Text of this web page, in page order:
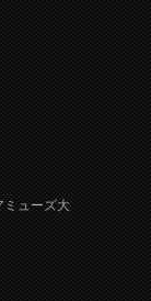
ューズ大